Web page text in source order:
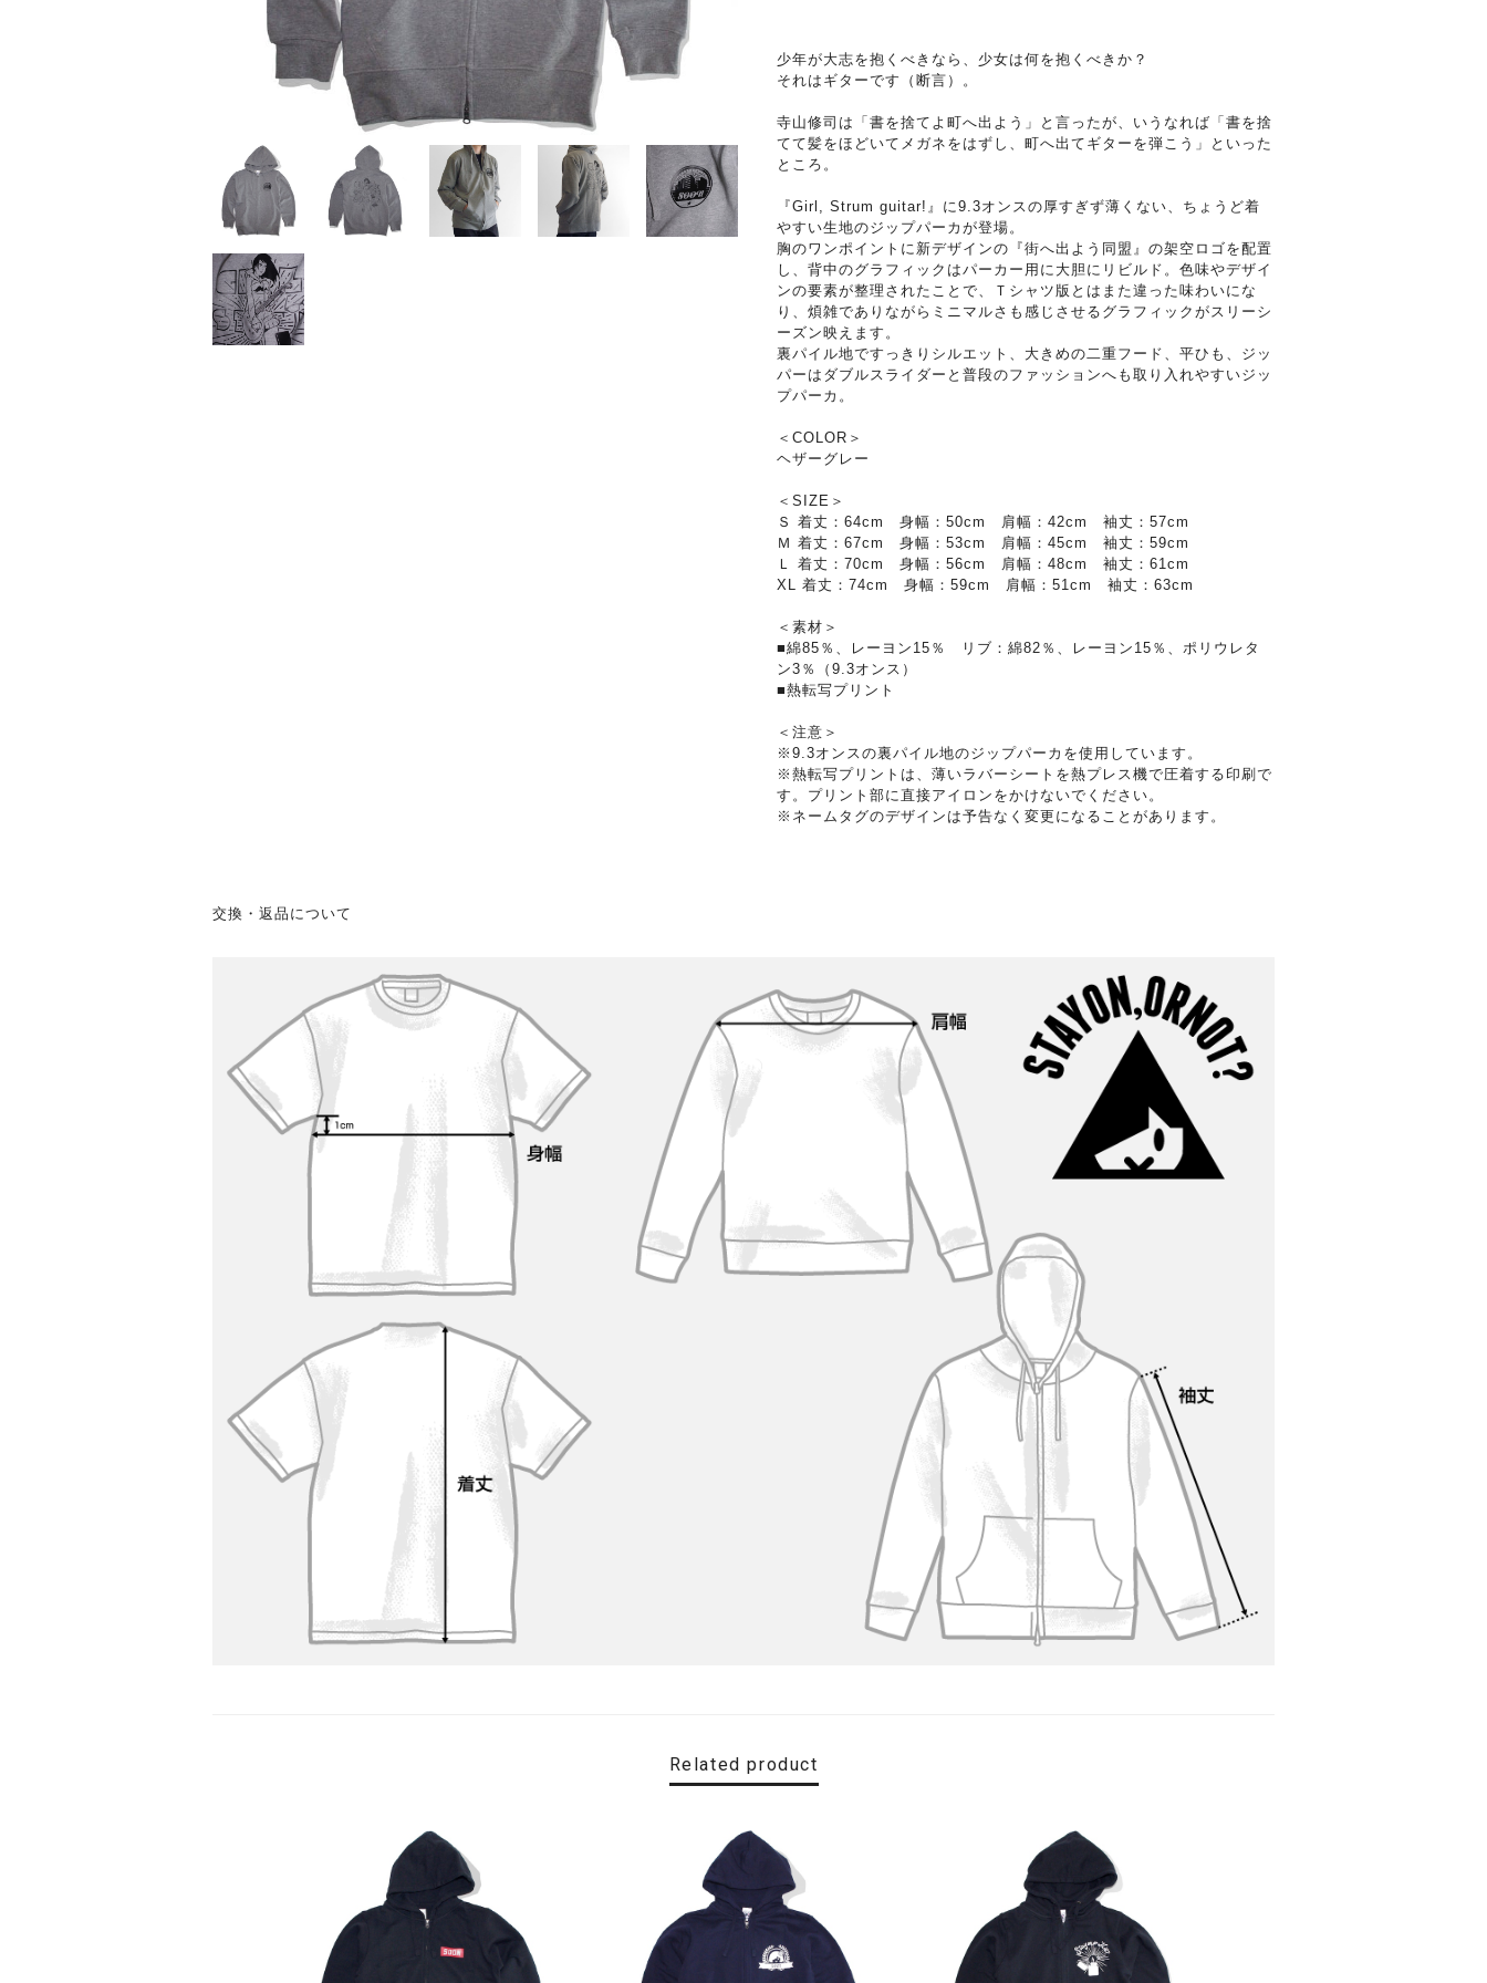
少年が大志を抱くべきなら、少女は何を抱くべきか？
それはギターです（断言）。
寺山修司は「書を捨てよ町へ出よう」と言ったが、いうなれば「書を捨
てて髪をほどいてメガネをはずし、町へ出てギターを弾こう」といった
ところ。
『Girl, Strum guitar!』に9.3オンスの厚すぎず薄くない、ちょうど着
やすい生地のジップパーカが登場。
胸のワンポイントに新デザインの『街へ出よう同盟』の架空ロゴを配置
し、背中のグラフィックはパーカー用に大胆にリビルド。色味やデザイ
ンの要素が整理されたことで、Ｔシャツ版とはまた違った味わいにな
り、煩雑でありながらミニマルさも感じさせるグラフィックがスリーシ
ーズン映えます。
裏パイル地ですっきりシルエット、大きめの二重フード、平ひも、ジッ
パーはダブルスライダーと普段のファッションへも取り入れやすいジッ
プパーカ。
＜COLOR＞
ヘザーグレー
＜SIZE＞
Ｓ 着丈：64cm 身幅：50cm 肩幅：42cm 袖丈：57cm
Ｍ 着丈：67cm 身幅：53cm 肩幅：45cm 袖丈：59cm
Ｌ 着丈：70cm 身幅：56cm 肩幅：48cm 袖丈：61cm
XL 着丈：74cm 身幅：59cm 肩幅：51cm 袖丈：63cm
＜素材＞
■綿85％、レーヨン15％ リブ：綿82％、レーヨン15％、ポリウレタ
ン3％（9.3オンス）
■熱転写プリント
＜注意＞
※9.3オンスの裏パイル地のジップパーカを使用しています。
※熱転写プリントは、薄いラバーシートを熱プレス機で圧着する印刷で
す。プリント部に直接アイロンをかけないでください。
※ネームタグのデザインは予告なく変更になることがあります。
交換・返品について
Related product